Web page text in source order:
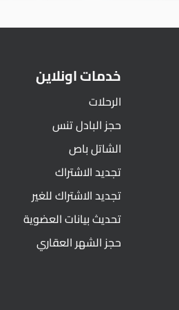
خدمات اونلاين
الرحلات
حجز البادل تنس
الشاتل باص
تجديد الاشتراك
تجديد الاشتراك للغير
تحديث بيانات العضوية
حجز الشهر العقاري